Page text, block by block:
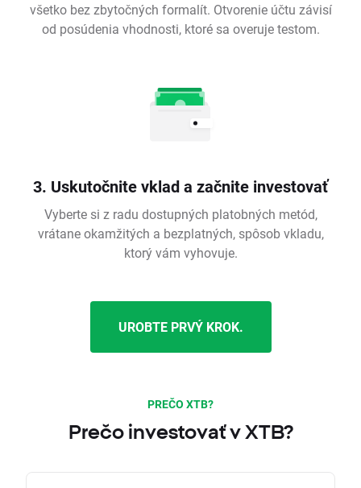
všetko bez zbytočných formalít. Otvorenie účtu závisí
od posúdenia vhodnosti, ktoré sa overuje testom.
3. Uskutočnite vklad a začnite investovať
Vyberte si z radu dostupných platobných metód,
vrátane okamžitých a bezplatných, spôsob vkladu,
ktorý vám vyhovuje.
UROBTE PRVÝ KROK.
PREČO XTB?
Prečo investovať v XTB?